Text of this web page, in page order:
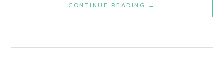
CONTINUE READING
10
TIPS
→